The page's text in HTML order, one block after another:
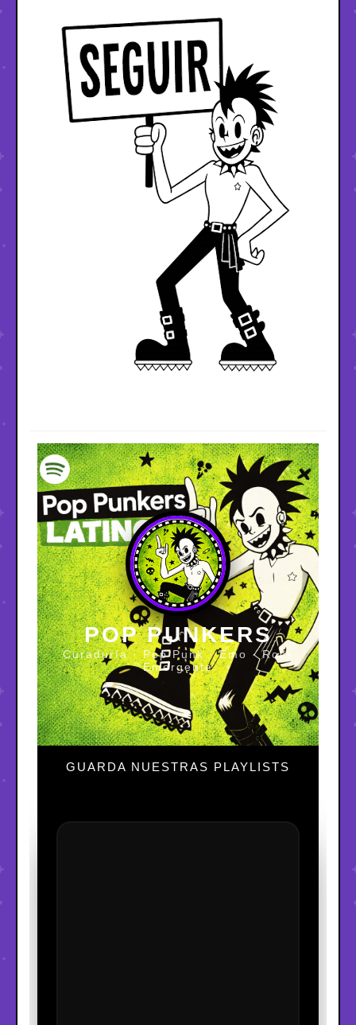
POP PUNKERS
Curaduría · Pop Punk · Emo · Rock
Emergente
GUARDA NUESTRAS PLAYLISTS